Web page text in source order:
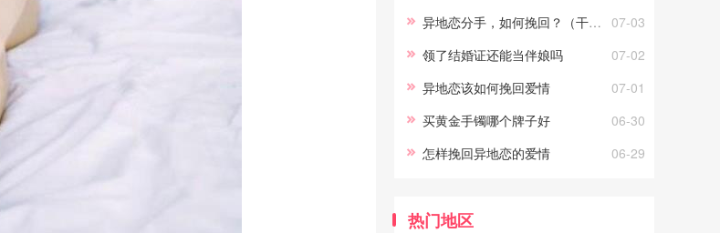
摧毁他
07-03
异地恋分手，如何挽回？（干货）
07-02
领了结婚证还能当伴娘吗
07-01
异地恋该如何挽回爱情
06-30
买黄金手镯哪个牌子好
06-29
怎样挽回异地恋的爱情
热门地区